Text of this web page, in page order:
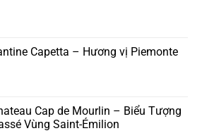
Capetta – Hương vị Piemonte
Cap de Mourlin – Biểu Tượng
Vùng Saint-Émilion